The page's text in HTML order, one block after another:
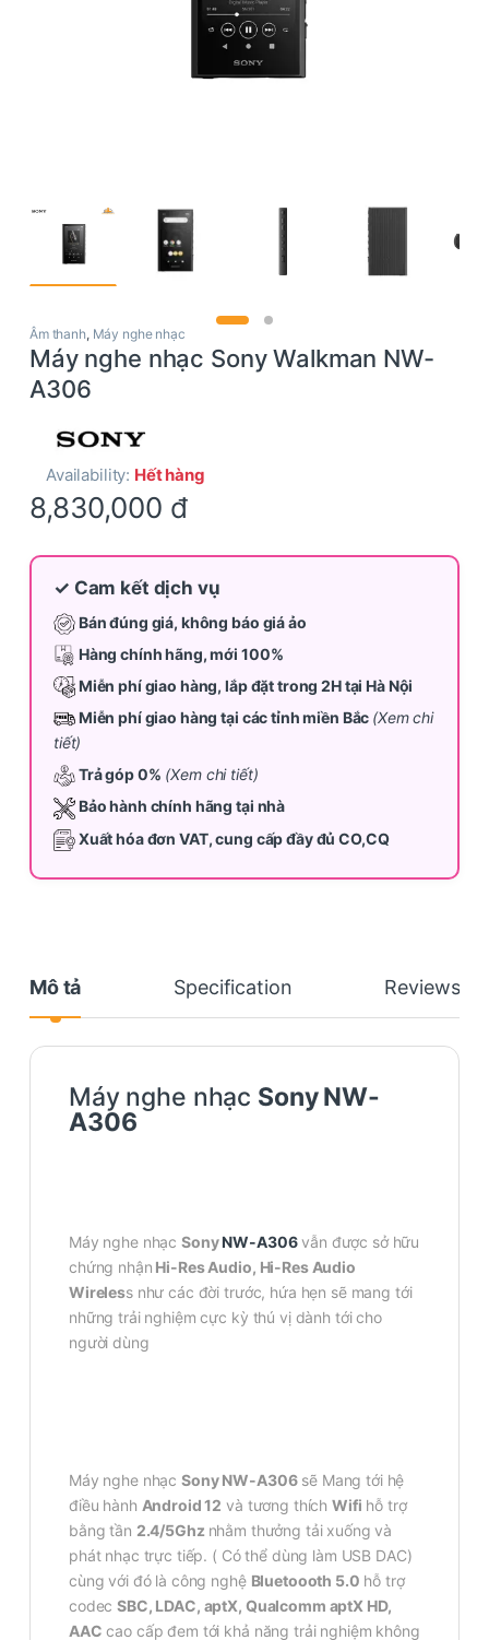
Âm thanh, Máy nghe nhạc
Máy nghe nhạc Sony Walkman NW-
A306
Availability: Hết hàng
8,830,000 đ
✓ Cam kết dịch vụ
Bán đúng giá, không báo giá ảo
Hàng chính hãng, mới 100%
Miễn phí giao hàng, lắp đặt trong 2H tại Hà Nội
Miễn phí giao hàng tại các tỉnh miền Bắc (Xem chi
tiết)
Trả góp 0% (Xem chi tiết)
Bảo hành chính hãng tại nhà
Xuất hóa đơn VAT, cung cấp đầy đủ CO,CQ
Mô tả Specification Reviews
Máy nghe nhạc Sony NW-
A306
Máy nghe nhạcSonyNW-A306vẫn được sở hữu
chứng nhận Hi-Res Audio, Hi-Res Audio
Wireless như các đời trước, hứa hẹn sẽ mang tới
những trải nghiệm cực kỳ thú vị dành tới cho
người dùng
Máy nghe nhạcSony NW-A306sẽ Mang tới hệ
điều hành Android 12 và tương thích Wifi hỗ trợ
bằng tần 2.4/5Ghz nhằm thưởng tải xuống và
phát nhạc trực tiếp. ( Có thể dùng làm USB DAC)
cùng với đó là công nghệ Bluetoooth 5.0 hỗ trợ
codecSBC, LDAC, aptX, Qualcomm aptX HD,
AAC cao cấp đem tới khả năng trải nghiệm không